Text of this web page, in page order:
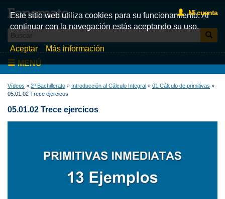
Mi cuenta
Inicio
La tienda de libros de Fonemato
MENÚ
Vídeos » 2º Bachillerato » Introducción al Cálculo Integral » 01 Cálculo de primitivas »
05.01.02 Trece ejercicos
05.01.02 Trece ejercicos
Este sitio web utiliza cookies para su funcionamiento. Al
continuar con la navegación estás aceptando su uso.
Aceptar Más información